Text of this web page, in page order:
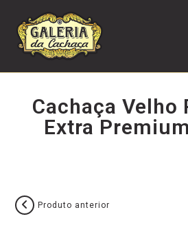
Cachaça Velho
Extra
Produto anterior